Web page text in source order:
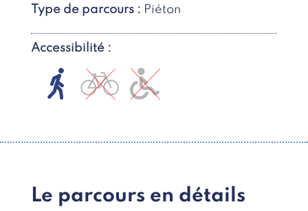
Type de parcours : Piéton
Accessibilité :
Le parcours en détails